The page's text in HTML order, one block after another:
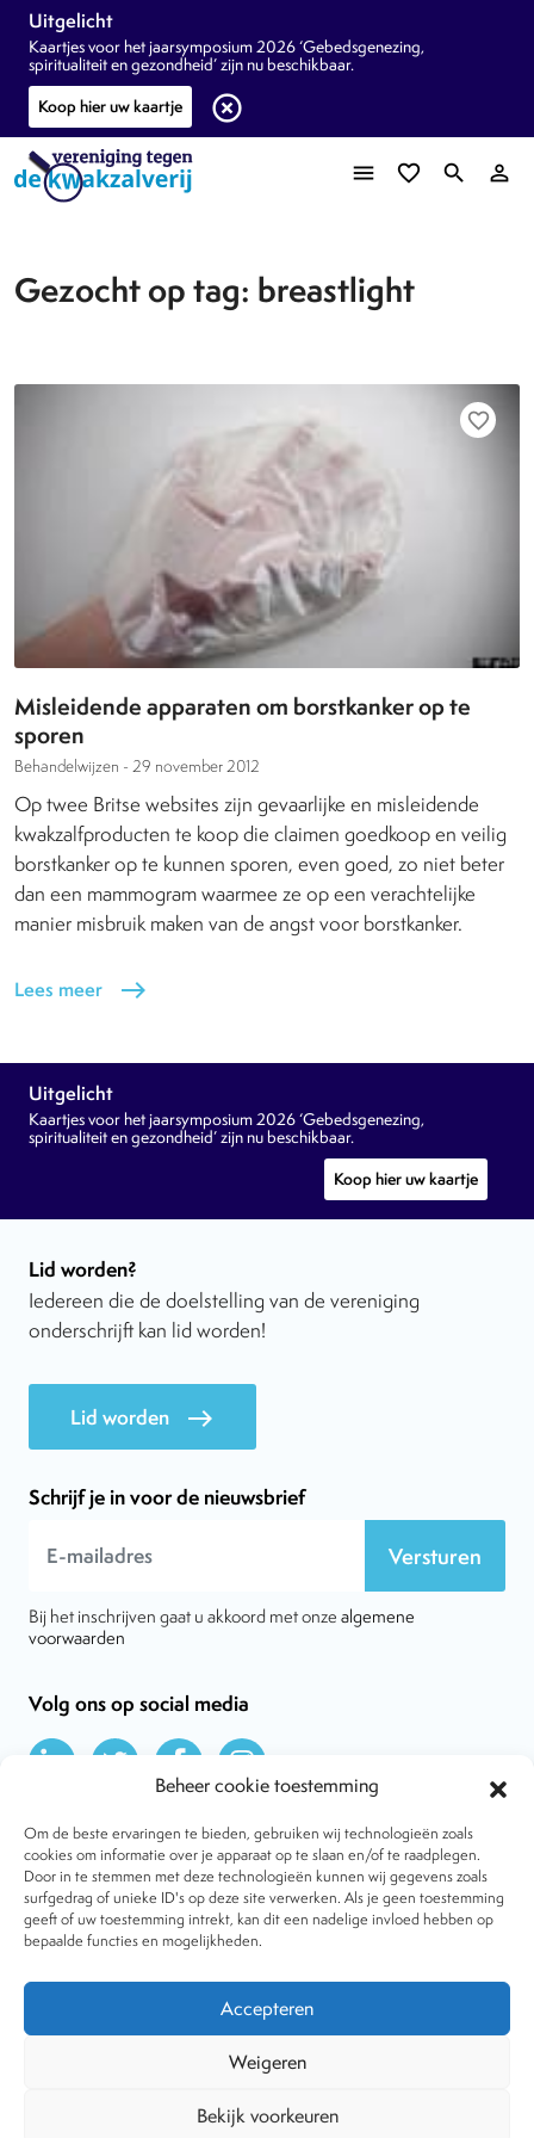
Beheer cookie toestemming
Om de beste ervaringen te bieden, gebruiken wij technologieën zoals
cookies om informatie over je apparaat op te slaan en/of te raadplegen.
Door in te stemmen met deze technologieën kunnen wij gegevens zoals
surfgedrag of unieke ID's op deze site verwerken. Als je geen toestemming
geeft of uw toestemming intrekt, kan dit een nadelige invloed hebben op
bepaalde functies en mogelijkheden.
Accepteren
Weigeren
Bekijk voorkeuren
Uitgelicht
Kaartjes voor het jaarsymposium 2026 ‘Gebedsgenezing,
spiritualiteit en gezondheid’ zijn nu beschikbaar.
Koop hier uw kaartje
highlight_off
menu favorite_border search person_outline
Gezocht op tag: breastlight
favorite_border
Misleidende apparaten om borstkanker op te
sporen
Behandelwijzen - 29 november 2012
Op twee Britse websites zijn gevaarlijke en misleidende
kwakzalfproducten te koop die claimen goedkoop en veilig
borstkanker op te kunnen sporen, even goed, zo niet beter
dan een mammogram waarmee ze op een verachtelijke
manier misbruik maken van de angst voor borstkanker.
Lees meer east
Uitgelicht
Kaartjes voor het jaarsymposium 2026 ‘Gebedsgenezing,
spiritualiteit en gezondheid’ zijn nu beschikbaar.
Koop hier uw kaartje
Lid worden?
Iedereen die de doelstelling van de vereniging
onderschrijft kan lid worden!
Lid worden east
Schrijf je in voor de nieuwsbrief
Versturen
Bij het inschrijven gaat u akkoord met onze algemene
voorwaarden
Volg ons op social media
Over VtdK
Contact
Nieuws
Behandelwijzen
Dossiers
Tijdschrift
Copyright © 2001-2026 Vereniging tegen de Kwakzalverij. Alle